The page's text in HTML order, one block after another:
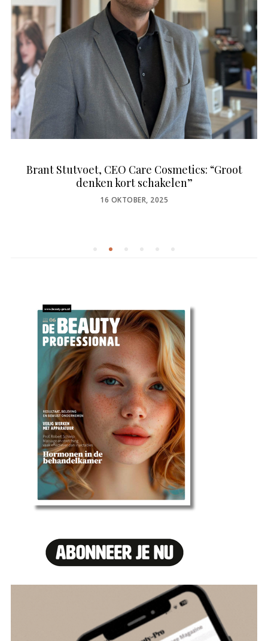
Brant Stutvoet, CEO Care Cosmetics: “Groot
denken kort schakelen”
POSTED
16 OKTOBER, 2025